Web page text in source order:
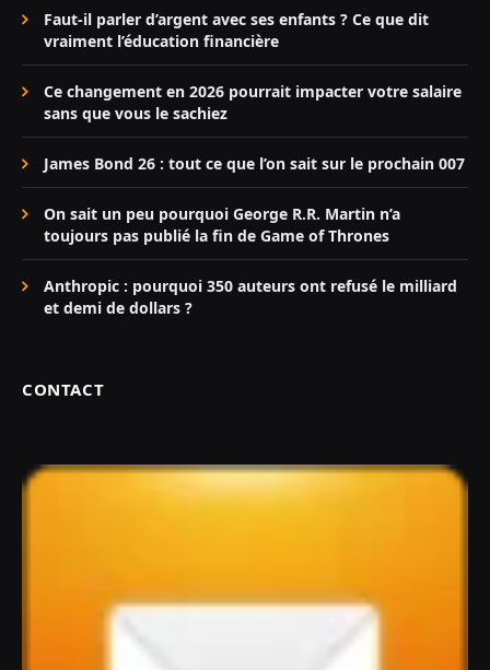
Faut-il parler d’argent avec ses enfants ? Ce que dit
vraiment l’éducation financière
Ce changement en 2026 pourrait impacter votre salaire
sans que vous le sachiez
James Bond 26 : tout ce que l’on sait sur le prochain 007
On sait un peu pourquoi George R.R. Martin n’a
toujours pas publié la fin de Game of Thrones
Anthropic : pourquoi 350 auteurs ont refusé le milliard
et demi de dollars ?
CONTACT